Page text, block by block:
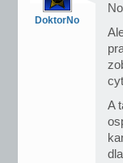
DoktorNo
A